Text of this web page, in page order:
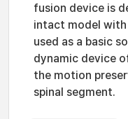
fusion device is
intact model with
used as a basic
dynamic device
the motion
spinal segment.